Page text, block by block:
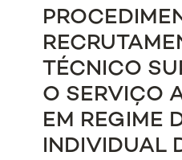
TÉCNICO
O SERVIÇO
EM REGIME
INDIVIDUAL